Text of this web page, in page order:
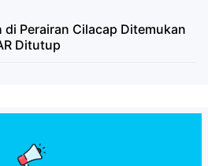
Perairan Cilacap Ditemukan
Ditutup